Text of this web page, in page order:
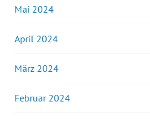
Mai 2024
April 2024
März 2024
Februar 2024